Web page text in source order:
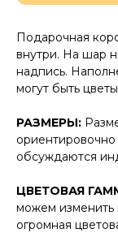
Подарочная
внутри. На шар
надпись.
могут быть
РАЗМЕРЫ:
обсуждаются
ЦВЕТОВАЯ
можем
огромная